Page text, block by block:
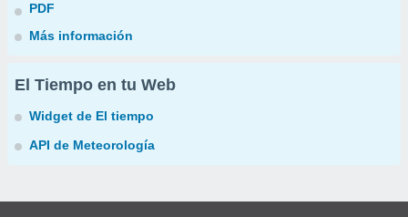
PDF
Más información
El Tiempo en tu Web
Widget de El tiempo
API de Meteorología